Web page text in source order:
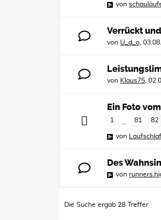
von
Verrückt
von U_d_o
von Klaus75
Ein Foto
1 81 82
von
Des
von
Die Suche ergab 28 Treffer